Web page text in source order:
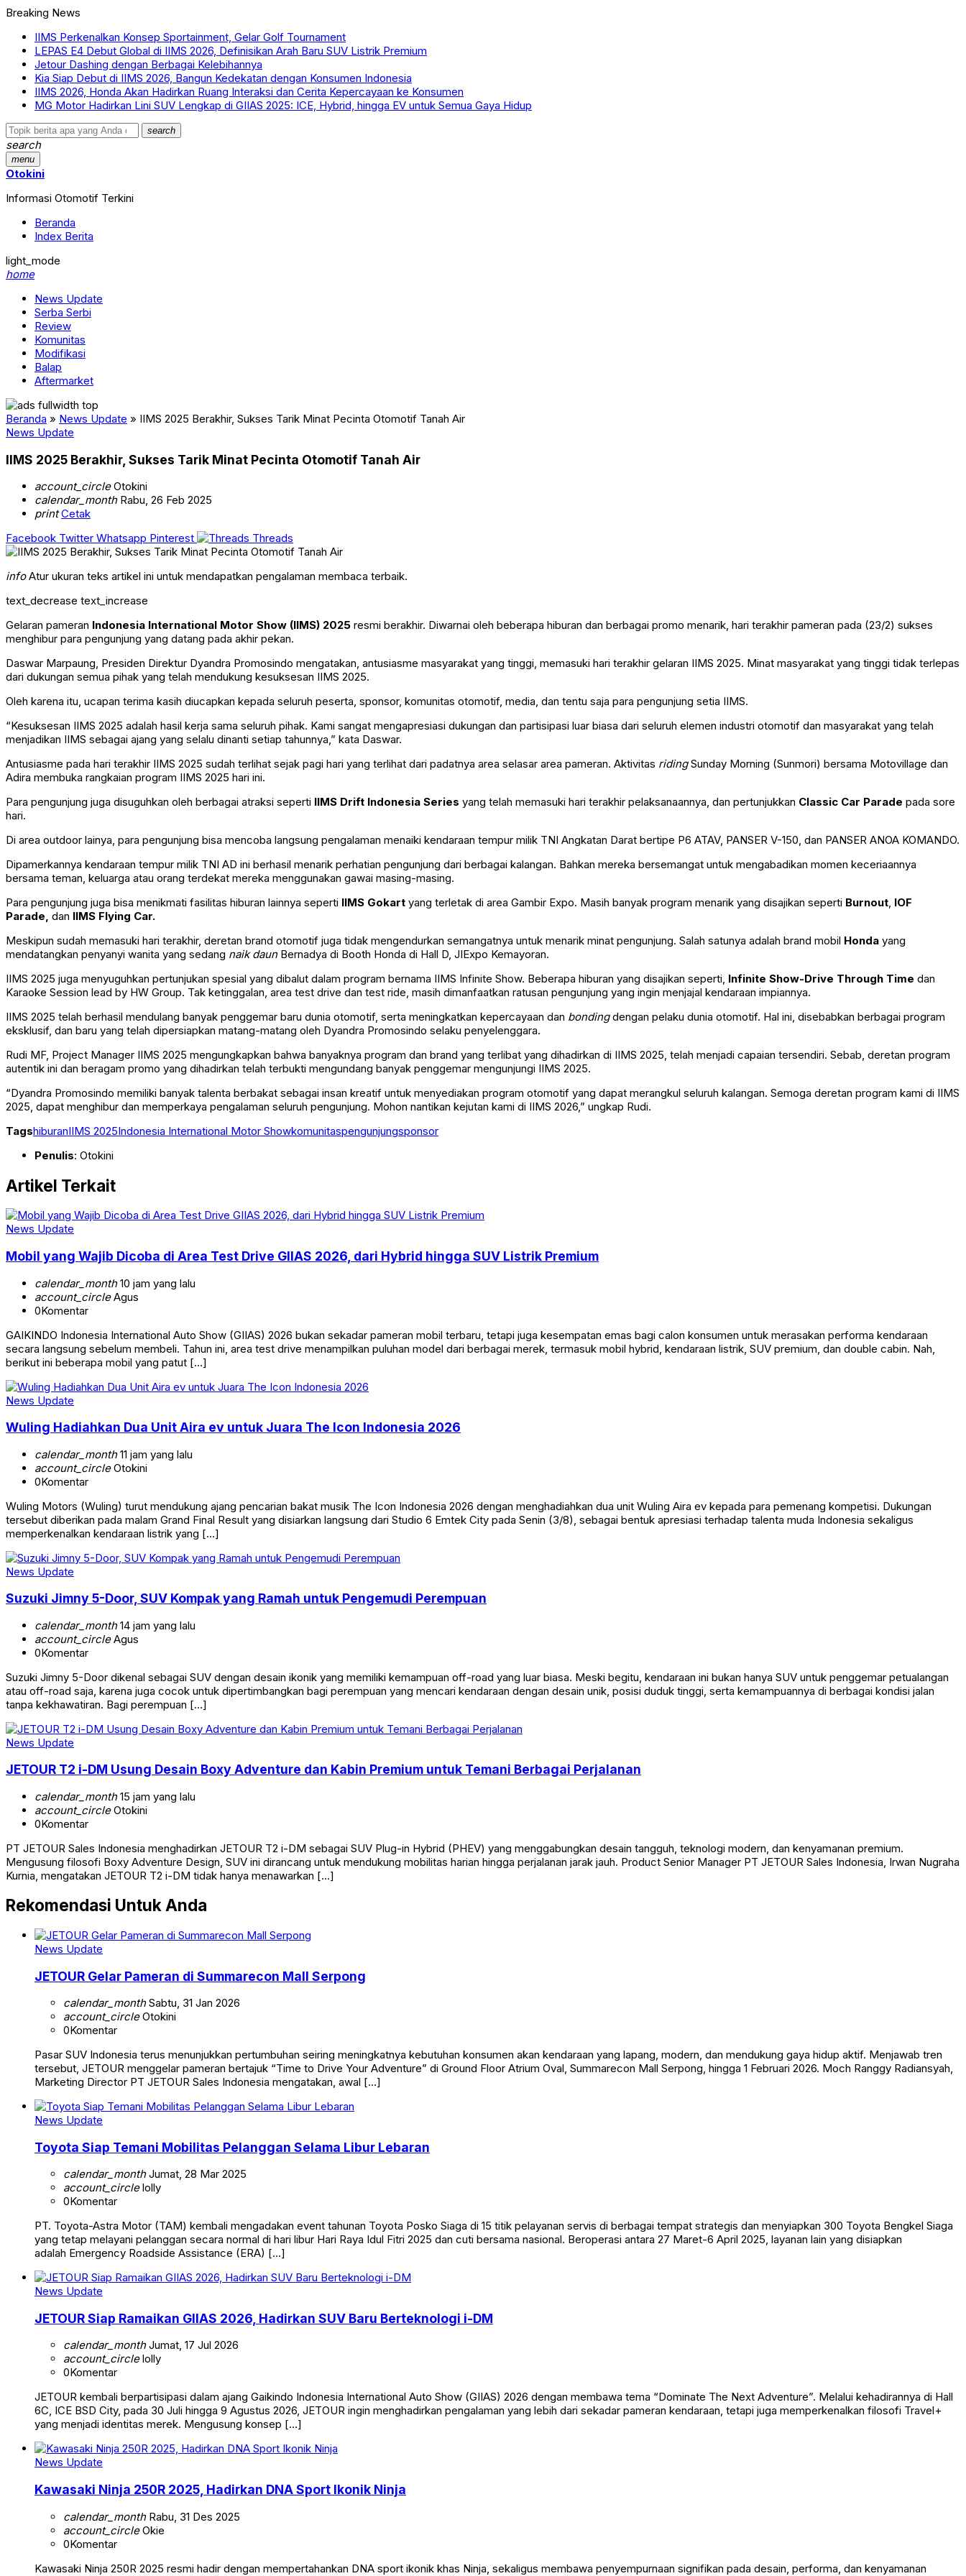
Breaking News
IIMS Perkenalkan Konsep Sportainment, Gelar Golf Tournament
LEPAS E4 Debut Global di IIMS 2026, Definisikan Arah Baru SUV Listrik Premium
Jetour Dashing dengan Berbagai Kelebihannya
Kia Siap Debut di IIMS 2026, Bangun Kedekatan dengan Konsumen Indonesia
IIMS 2026, Honda Akan Hadirkan Ruang Interaksi dan Cerita Kepercayaan ke Konsumen
MG Motor Hadirkan Lini SUV Lengkap di GIIAS 2025: ICE, Hybrid, hingga EV untuk Semua Gaya Hidup
search
search
menu
Otokini
Informasi Otomotif Terkini
Beranda
Index Berita
light_mode
home
News Update
Serba Serbi
Review
Komunitas
Modifikasi
Balap
Aftermarket
Beranda » News Update » IIMS 2025 Berakhir, Sukses Tarik Minat Pecinta Otomotif Tanah Air
News Update
IIMS 2025 Berakhir, Sukses Tarik Minat Pecinta Otomotif Tanah Air
account_circleOtokini
calendar_monthRabu, 26 Feb 2025
print Cetak
Facebook Twitter Whatsapp Pinterest Threads
infoAtur ukuran teks artikel ini untuk mendapatkan pengalaman membaca terbaik.
text_decrease text_increase
Gelaran pameran Indonesia International Motor Show (IIMS) 2025 resmi berakhir. Diwarnai oleh beberapa hiburan dan berbagai promo menarik, hari terakhir pameran pada (23/2) sukses
menghibur para pengunjung yang datang pada akhir pekan.
Daswar Marpaung, Presiden Direktur Dyandra Promosindo mengatakan, antusiasme masyarakat yang tinggi, memasuki hari terakhir gelaran IIMS 2025. Minat masyarakat yang tinggi tidak terlepas
dari dukungan semua pihak yang telah mendukung kesuksesan IIMS 2025.
Oleh karena itu, ucapan terima kasih diucapkan kepada seluruh peserta, sponsor, komunitas otomotif, media, dan tentu saja para pengunjung setia IIMS.
“Kesuksesan IIMS 2025 adalah hasil kerja sama seluruh pihak. Kami sangat mengapresiasi dukungan dan partisipasi luar biasa dari seluruh elemen industri otomotif dan masyarakat yang telah
menjadikan IIMS sebagai ajang yang selalu dinanti setiap tahunnya,” kata Daswar.
Antusiasme pada hari terakhir IIMS 2025 sudah terlihat sejak pagi hari yang terlihat dari padatnya area selasar area pameran. Aktivitas ridingSunday Morning (Sunmori) bersama Motovillage dan
Adira membuka rangkaian program IIMS 2025 hari ini.
Para pengunjung juga disuguhkan oleh berbagai atraksi seperti IIMS Drift Indonesia Series yang telah memasuki hari terakhir pelaksanaannya, dan pertunjukkan Classic Car Parade pada sore
hari.
Di area outdoor lainya, para pengunjung bisa mencoba langsung pengalaman menaiki kendaraan tempur milik TNI Angkatan Darat bertipe P6 ATAV, PANSER V-150, dan PANSER ANOA KOMANDO.
Dipamerkannya kendaraan tempur milik TNI AD ini berhasil menarik perhatian pengunjung dari berbagai kalangan. Bahkan mereka bersemangat untuk mengabadikan momen keceriaannya
bersama teman, keluarga atau orang terdekat mereka menggunakan gawai masing-masing.
Para pengunjung juga bisa menikmati fasilitas hiburan lainnya seperti IIMS Gokart yang terletak di area Gambir Expo. Masih banyak program menarik yang disajikan seperti Burnout, IOF
Parade, dan IIMS Flying Car.
Meskipun sudah memasuki hari terakhir, deretan brand otomotif juga tidak mengendurkan semangatnya untuk menarik minat pengunjung. Salah satunya adalah brand mobil Honda yang
mendatangkan penyanyi wanita yang sedang naik daun Bernadya di Booth Honda di Hall D, JIExpo Kemayoran.
IIMS 2025 juga menyuguhkan pertunjukan spesial yang dibalut dalam program bernama IIMS Infinite Show. Beberapa hiburan yang disajikan seperti, Infinite Show-Drive Through Time dan
Karaoke Session lead by HW Group. Tak ketinggalan, area test drive dan test ride, masih dimanfaatkan ratusan pengunjung yang ingin menjajal kendaraan impiannya.
IIMS 2025 telah berhasil mendulang banyak penggemar baru dunia otomotif, serta meningkatkan kepercayaan dan bondingdengan pelaku dunia otomotif. Hal ini, disebabkan berbagai program
eksklusif, dan baru yang telah dipersiapkan matang-matang oleh Dyandra Promosindo selaku penyelenggara.
Rudi MF, Project Manager IIMS 2025 mengungkapkan bahwa banyaknya program dan brand yang terlibat yang dihadirkan di IIMS 2025, telah menjadi capaian tersendiri. Sebab, deretan program
autentik ini dan beragam promo yang dihadirkan telah terbukti mengundang banyak penggemar mengunjungi IIMS 2025.
“Dyandra Promosindo memiliki banyak talenta berbakat sebagai insan kreatif untuk menyediakan program otomotif yang dapat merangkul seluruh kalangan. Semoga deretan program kami di IIMS
2025, dapat menghibur dan memperkaya pengalaman seluruh pengunjung. Mohon nantikan kejutan kami di IIMS 2026,” ungkap Rudi.
TagshiburanIIMS 2025Indonesia International Motor Showkomunitaspengunjungsponsor
Penulis: Otokini
Artikel Terkait
News Update
Mobil yang Wajib Dicoba di Area Test Drive GIIAS 2026, dari Hybrid hingga SUV Listrik Premium
calendar_month10 jam yang lalu
account_circleAgus
0Komentar
GAIKINDO Indonesia International Auto Show (GIIAS) 2026 bukan sekadar pameran mobil terbaru, tetapi juga kesempatan emas bagi calon konsumen untuk merasakan performa kendaraan
secara langsung sebelum membeli. Tahun ini, area test drive menampilkan puluhan model dari berbagai merek, termasuk mobil hybrid, kendaraan listrik, SUV premium, dan double cabin. Nah,
berikut ini beberapa mobil yang patut […]
News Update
Wuling Hadiahkan Dua Unit Aira ev untuk Juara The Icon Indonesia 2026
calendar_month11 jam yang lalu
account_circleOtokini
0Komentar
Wuling Motors (Wuling) turut mendukung ajang pencarian bakat musik The Icon Indonesia 2026 dengan menghadiahkan dua unit Wuling Aira ev kepada para pemenang kompetisi. Dukungan
tersebut diberikan pada malam Grand Final Result yang disiarkan langsung dari Studio 6 Emtek City pada Senin (3/8), sebagai bentuk apresiasi terhadap talenta muda Indonesia sekaligus
memperkenalkan kendaraan listrik yang […]
News Update
Suzuki Jimny 5-Door, SUV Kompak yang Ramah untuk Pengemudi Perempuan
calendar_month14 jam yang lalu
account_circleAgus
0Komentar
Suzuki Jimny 5-Door dikenal sebagai SUV dengan desain ikonik yang memiliki kemampuan off-road yang luar biasa. Meski begitu, kendaraan ini bukan hanya SUV untuk penggemar petualangan
atau off-road saja, karena juga cocok untuk dipertimbangkan bagi perempuan yang mencari kendaraan dengan desain unik, posisi duduk tinggi, serta kemampuannya di berbagai kondisi jalan
tanpa kekhawatiran. Bagi perempuan […]
News Update
JETOUR T2 i-DM Usung Desain Boxy Adventure dan Kabin Premium untuk Temani Berbagai Perjalanan
calendar_month15 jam yang lalu
account_circleOtokini
0Komentar
PT JETOUR Sales Indonesia menghadirkan JETOUR T2 i-DM sebagai SUV Plug-in Hybrid (PHEV) yang menggabungkan desain tangguh, teknologi modern, dan kenyamanan premium.
Mengusung filosofi Boxy Adventure Design, SUV ini dirancang untuk mendukung mobilitas harian hingga perjalanan jarak jauh. Product Senior Manager PT JETOUR Sales Indonesia, Irwan Nugraha
Kurnia, mengatakan JETOUR T2 i-DM tidak hanya menawarkan […]
Rekomendasi Untuk Anda
News Update
JETOUR Gelar Pameran di Summarecon Mall Serpong
calendar_monthSabtu, 31 Jan 2026
account_circleOtokini
0Komentar
Pasar SUV Indonesia terus menunjukkan pertumbuhan seiring meningkatnya kebutuhan konsumen akan kendaraan yang lapang, modern, dan mendukung gaya hidup aktif. Menjawab tren
tersebut, JETOUR menggelar pameran bertajuk “Time to Drive Your Adventure” di Ground Floor Atrium Oval, Summarecon Mall Serpong, hingga 1 Februari 2026. Moch Ranggy Radiansyah,
Marketing Director PT JETOUR Sales Indonesia mengatakan, awal […]
News Update
Toyota Siap Temani Mobilitas Pelanggan Selama Libur Lebaran
calendar_monthJumat, 28 Mar 2025
account_circlelolly
0Komentar
PT. Toyota-Astra Motor (TAM) kembali mengadakan event tahunan Toyota Posko Siaga di 15 titik pelayanan servis di berbagai tempat strategis dan menyiapkan 300 Toyota Bengkel Siaga
yang tetap melayani pelanggan secara normal di hari libur Hari Raya Idul Fitri 2025 dan cuti bersama nasional. Beroperasi antara 27 Maret-6 April 2025, layanan lain yang disiapkan
adalah Emergency Roadside Assistance (ERA) […]
News Update
JETOUR Siap Ramaikan GIIAS 2026, Hadirkan SUV Baru Berteknologi i-DM
calendar_monthJumat, 17 Jul 2026
account_circlelolly
0Komentar
JETOUR kembali berpartisipasi dalam ajang Gaikindo Indonesia International Auto Show (GIIAS) 2026 dengan membawa tema “Dominate The Next Adventure”. Melalui kehadirannya di Hall
6C, ICE BSD City, pada 30 Juli hingga 9 Agustus 2026, JETOUR ingin menghadirkan pengalaman yang lebih dari sekadar pameran kendaraan, tetapi juga memperkenalkan filosofi Travel+
yang menjadi identitas merek. Mengusung konsep […]
News Update
Kawasaki Ninja 250R 2025, Hadirkan DNA Sport Ikonik Ninja
calendar_monthRabu, 31 Des 2025
account_circleOkie
0Komentar
Kawasaki Ninja 250R 2025 resmi hadir dengan mempertahankan DNA sport ikonik khas Ninja, sekaligus membawa penyempurnaan signifikan pada desain, performa, dan kenyamanan